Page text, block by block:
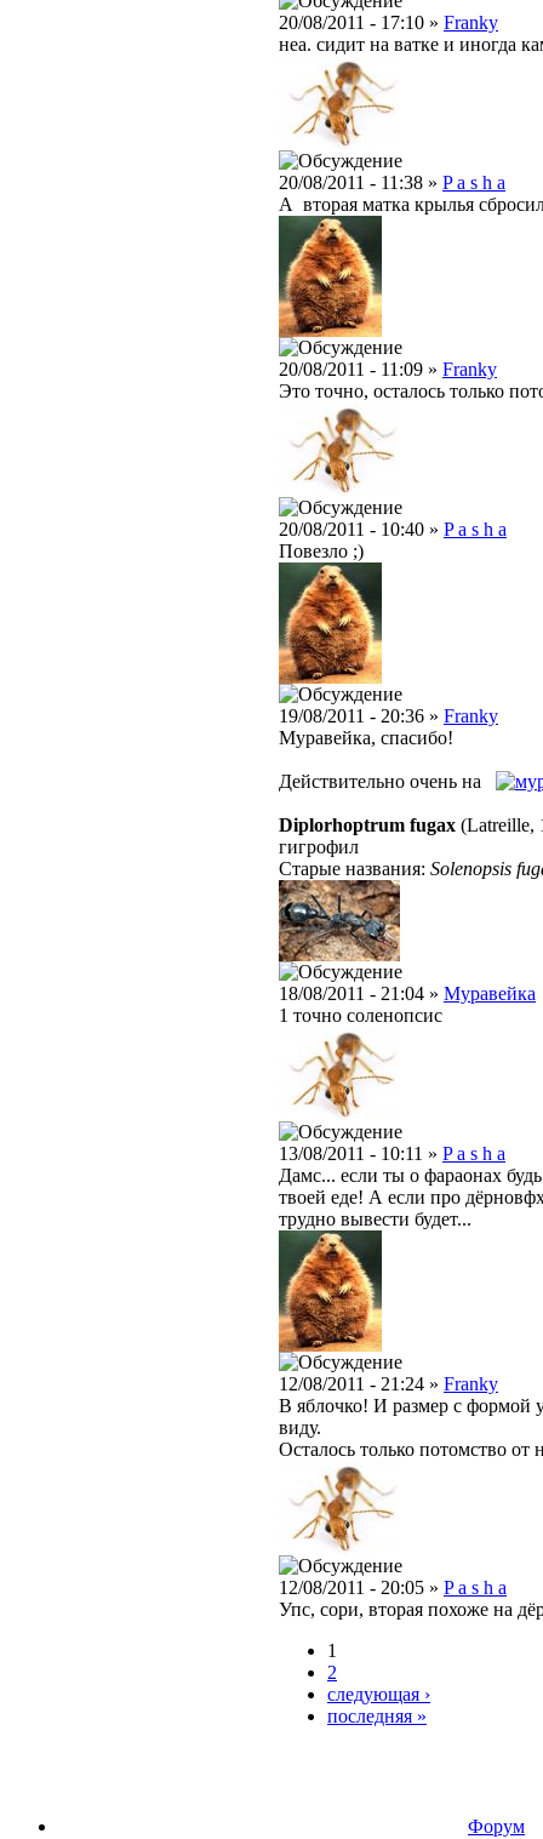
20/08/2011 - 17:10 » Franky
неа. сидит на ватке и иногда
20/08/2011 - 11:38 » P a s h a
А вторая матка крылья
20/08/2011 - 11:09 » Franky
Это точно, осталось только
20/08/2011 - 10:40 » P a s h a
Повезло ;)
19/08/2011 - 20:36 » Franky
Муравейка, спасибо!
Действительно очень на
Diplorhoptrum fugax (Latreille,
гигрофил
Старые названия: Solenopsis
18/08/2011 - 21:04 » Муравейка
1 точно соленопсис
13/08/2011 - 10:11 » P a s h a
Дамс... если ты о фараонах
твоей еде! А если про
трудно вывести будет...
12/08/2011 - 21:24 » Franky
В яблочко! И размер с формой
виду.
Осталось только потомство от
12/08/2011 - 20:05 » P a s h a
Упс, сори, вторая похоже на
1
2
следующая ›
последняя »
Форум